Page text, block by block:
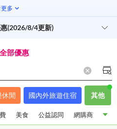
多
(2026/8/4更新)
部優惠
休閒 國內外旅遊住宿 其他
美食 公益認同 網購商家